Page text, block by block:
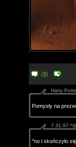
(8)
Harry
Pomysły na
"no i skończyło